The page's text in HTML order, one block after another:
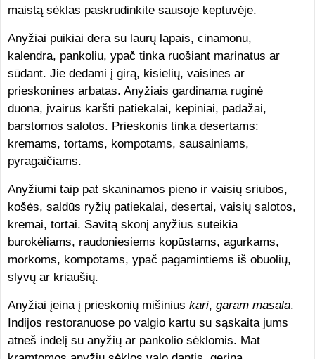
maistą sėklas paskrudinkite sausoje keptuvėje.
Anyžiai puikiai dera su laurų lapais, cinamonu,
kalendra, pankoliu, ypač tinka ruošiant marinatus ar
sūdant. Jie dedami į girą, kisielių, vaisines ar
prieskonines arbatas. Anyžiais gardinama ruginė
duona, įvairūs karšti patiekalai, kepiniai, padažai,
barstomos salotos. Prieskonis tinka desertams:
kremams, tortams, kompotams, sausainiams,
pyragaičiams.
Anyžiumi taip pat skaninamos pieno ir vaisių sriubos,
košės, saldūs ryžių patiekalai, desertai, vaisių salotos,
kremai, tortai. Savitą skonį anyžius suteikia
burokėliams, raudoniesiems kopūstams, agurkams,
morkoms, kompotams, ypač pagamintiems iš obuolių,
slyvų ar kriaušių.
Anyžiai įeina į prieskonių mišinius kari, garam masala.
Indijos restoranuose po valgio kartu su sąskaita jums
atneš indelį su anyžių ar pankolio sėklomis. Mat